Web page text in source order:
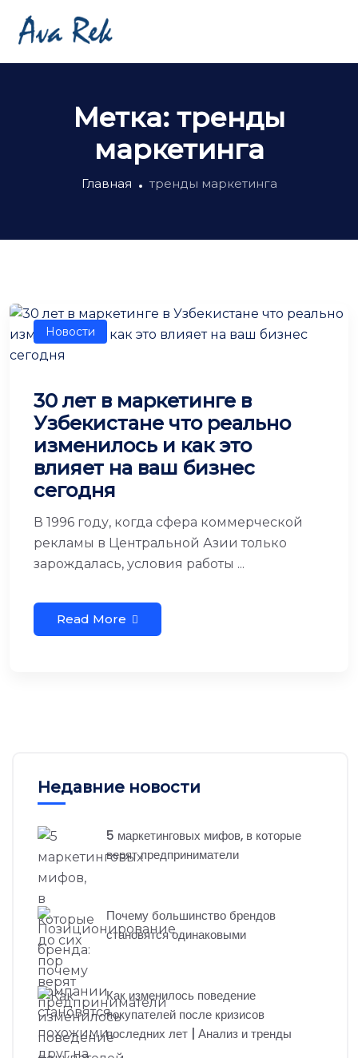
Метка: тренды
маркетинга
Главная тренды маркетинга
Новости
30 лет в маркетинге в
Узбекистане что реально
изменилось и как это
влияет на ваш бизнес
сегодня
В 1996 году, когда сфера коммерческой
рекламы в Центральной Азии только
зарождалась, условия работы ...
Read More
Недавние новости
5 маркетинговых мифов, в которые
верят предприниматели
Почему большинство брендов
становятся одинаковыми
Как изменилось поведение
покупателей после кризисов
последних лет | Анализ и тренды